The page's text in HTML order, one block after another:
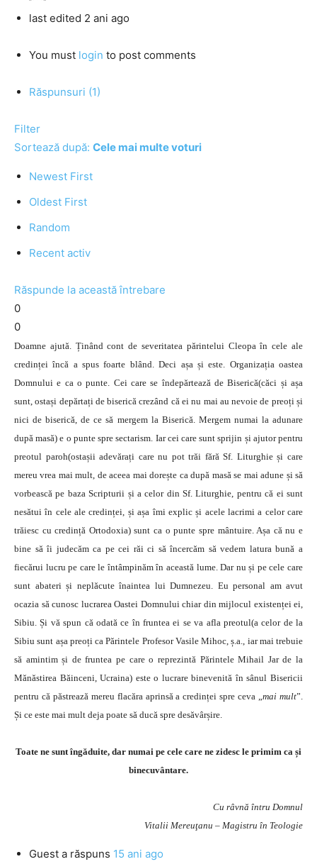
last edited 2 ani ago
You must login to post comments
Răspunsuri (1)
Filter
Sortează după: Cele mai multe voturi
Newest First
Oldest First
Random
Recent activ
Răspunde la această întrebare
0
0
Doamne ajută. Ținând cont de severitatea părintelui Cleopa în cele ale
credinței încă a spus foarte blând. Deci așa și este. Organizația oastea
Domnului e ca o punte. Cei care se îndepărtează de Biserică(căci și așa
sunt, ostași depărtați de biserică crezând că ei nu mai au nevoie de preoți și
nici de biserică, de ce să mergem la Biserică. Mergem numai la adunare
după masă) e o punte spre sectarism. Iar cei care sunt sprijin și ajutor pentru
preotul paroh(ostașii adevărați care nu pot trăi fără Sf. Liturghie și care
mereu vrea mai mult, de aceea mai dorește ca după masă se mai adune și să
vorbească pe baza Scripturii și a celor din Sf. Liturghie, pentru că ei sunt
nesătui în cele ale credinței, și așa îmi explic și acele lacrimi a celor care
trăiesc cu credință Ortodoxia) sunt ca o punte spre mântuire. Așa că nu e
bine să îi judecăm ca pe cei răi ci să încercăm să vedem latura bună a
fiecărui lucru pe care le întâmpinăm în această lume. Dar nu și pe cele care
sunt abateri și neplăcute înaintea lui Dumnezeu. Eu personal am avut
ocazia să cunosc lucrarea Oastei Domnului chiar din mijlocul existenței ei,
Sibiu. Și vă spun că odată ce în fruntea ei se va afla preotul(a celor de la
Sibiu sunt așa preoți ca Părintele Profesor Vasile Mihoc, ș.a., iar mai trebuie
să amintim și de fruntea pe care o reprezintă Părintele Mihail Jar de la
Mănăstirea Băinceni, Ucraina) este o lucrare binevenită în sânul Bisericii
pentru că păstrează mereu flacăra aprinsă a credinței spre ceva „mai mult”.
Și ce este mai mult deja poate să ducă spre desăvârșire.
Toate ne sunt îngăduite, dar numai pe cele care ne zidesc le primim ca și
binecuvântare.
Cu râvnă întru Domnul
Vitalii Mereuţanu – Magistru în Teologie
Guest a răspuns 15 ani ago